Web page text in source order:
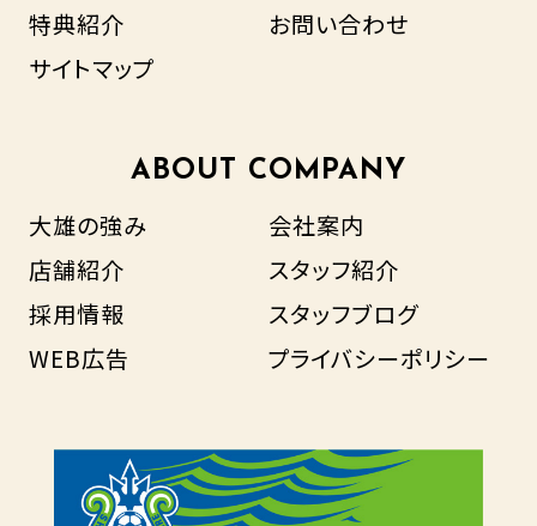
特典紹介
お問い合わせ
サイトマップ
ABOUT COMPANY
大雄の強み
会社案内
店舗紹介
スタッフ紹介
採用情報
スタッフブログ
WEB広告
プライバシーポリシー